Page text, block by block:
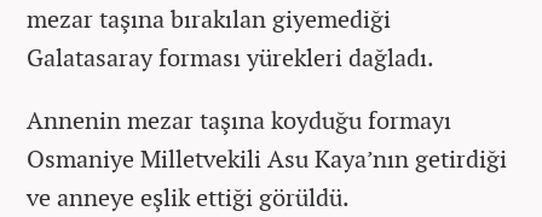
mezar taşına bırakılan giyemediği
Galatasaray forması yürekleri dağladı.
Annenin mezar taşına koyduğu formayı
Osmaniye Milletvekili Asu Kaya’nın getirdiği
ve anneye eşlik ettiği görüldü.